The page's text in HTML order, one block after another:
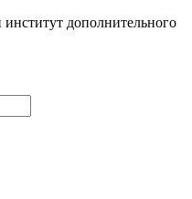
дополнительного